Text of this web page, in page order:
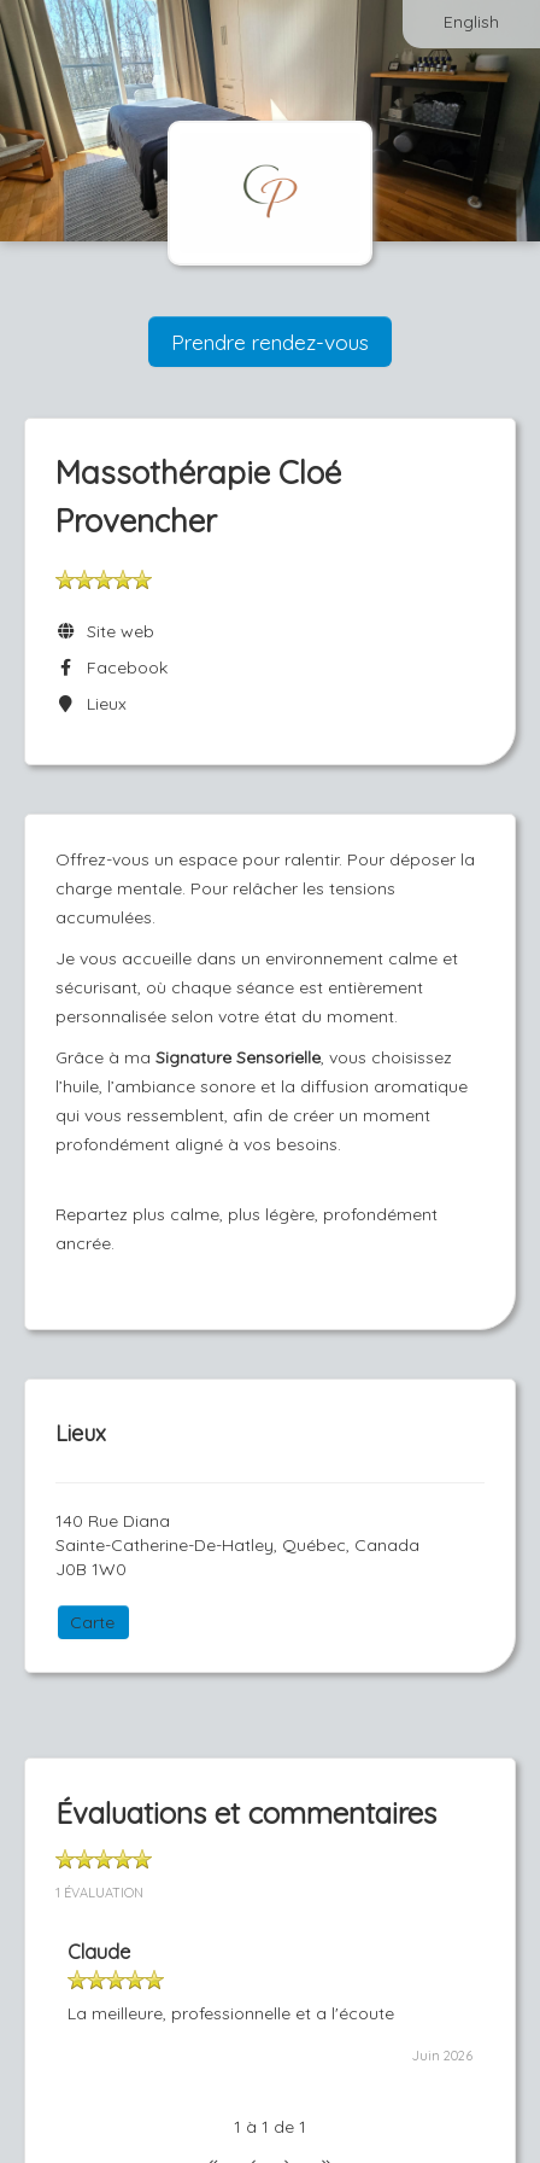
English
Prendre rendez-vous
Massothérapie Cloé
Provencher
Site web
Facebook
Lieux
Offrez-vous un espace pour ralentir. Pour déposer la
charge mentale. Pour relâcher les tensions
accumulées.
Je vous accueille dans un environnement calme et
sécurisant, où chaque séance est entièrement
personnalisée selon votre état du moment.
Grâce à ma Signature Sensorielle, vous choisissez
l’huile, l’ambiance sonore et la diffusion aromatique
qui vous ressemblent, afin de créer un moment
profondément aligné à vos besoins.
Repartez plus calme, plus légère, profondément
ancrée.
Lieux
140 Rue Diana
Sainte-Catherine-De-Hatley, Québec, Canada
J0B 1W0
Carte
Évaluations et commentaires
1 ÉVALUATION
Claude
La meilleure, professionnelle et a l'écoute
Juin 2026
1 à 1 de 1